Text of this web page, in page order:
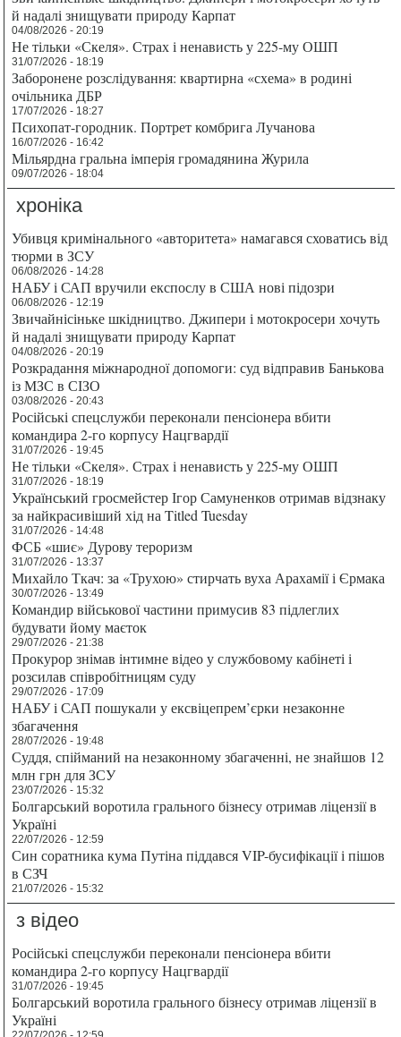
й надалі знищувати природу Карпат
04/08/2026 - 20:19
Не тільки «Скеля». Страх і ненависть у 225-му ОШП
31/07/2026 - 18:19
Заборонене розслідування: квартирна «схема» в родині
очільника ДБР
17/07/2026 - 18:27
Психопат-городник. Портрет комбрига Лучанова
16/07/2026 - 16:42
Мільярдна гральна імперія громадянина Журила
09/07/2026 - 18:04
хроніка
Убивця кримінального «авторитета» намагався сховатись від
тюрми в ЗСУ
06/08/2026 - 14:28
НАБУ і САП вручили експослу в США нові підозри
06/08/2026 - 12:19
Звичайнісіньке шкідництво. Джипери і мотокросери хочуть
й надалі знищувати природу Карпат
04/08/2026 - 20:19
Розкрадання міжнародної допомоги: суд відправив Банькова
із МЗС в СІЗО
03/08/2026 - 20:43
Російські спецслужби переконали пенсіонера вбити
командира 2-го корпусу Нацгвардії
31/07/2026 - 19:45
Не тільки «Скеля». Страх і ненависть у 225-му ОШП
31/07/2026 - 18:19
Український гросмейстер Ігор Самуненков отримав відзнаку
за найкрасивіший хід на Titled Tuesday
31/07/2026 - 14:48
ФСБ «шиє» Дурову тероризм
31/07/2026 - 13:37
Михайло Ткач: за «Трухою» стирчать вуха Арахамії і Єрмака
30/07/2026 - 13:49
Командир військової частини примусив 83 підлеглих
будувати йому маєток
29/07/2026 - 21:38
Прокурор знімав інтимне відео у службовому кабінеті і
розсилав співробітницям суду
29/07/2026 - 17:09
НАБУ і САП пошукали у ексвіцепрем’єрки незаконне
збагачення
28/07/2026 - 19:48
Суддя, спійманий на незаконному збагаченні, не знайшов 12
млн грн для ЗСУ
23/07/2026 - 15:32
Болгарський воротила грального бізнесу отримав ліцензії в
Україні
22/07/2026 - 12:59
Син соратника кума Путіна піддався VIP-бусифікації і пішов
в СЗЧ
21/07/2026 - 15:32
з відео
Російські спецслужби переконали пенсіонера вбити
командира 2-го корпусу Нацгвардії
31/07/2026 - 19:45
Болгарський воротила грального бізнесу отримав ліцензії в
Україні